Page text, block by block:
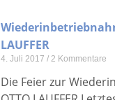
LAUFFER
4. Juli 2017 2 Kommentare
Die Feier zur